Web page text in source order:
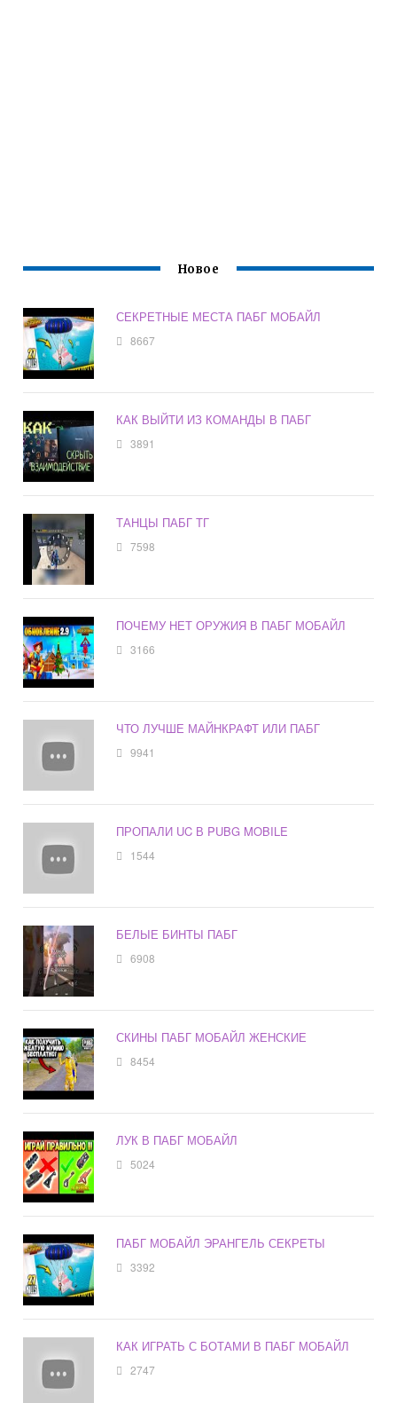
Новое
СЕКРЕТНЫЕ МЕСТА ПАБГ МОБАЙЛ
8667
КАК ВЫЙТИ ИЗ КОМАНДЫ В ПАБГ
3891
ТАНЦЫ ПАБГ ТГ
7598
ПОЧЕМУ НЕТ ОРУЖИЯ В ПАБГ МОБАЙЛ
3166
ЧТО ЛУЧШЕ МАЙНКРАФТ ИЛИ ПАБГ
9941
ПРОПАЛИ UC В PUBG MOBILE
1544
БЕЛЫЕ БИНТЫ ПАБГ
6908
СКИНЫ ПАБГ МОБАЙЛ ЖЕНСКИЕ
8454
ЛУК В ПАБГ МОБАЙЛ
5024
ПАБГ МОБАЙЛ ЭРАНГЕЛЬ СЕКРЕТЫ
3392
КАК ИГРАТЬ С БОТАМИ В ПАБГ МОБАЙЛ
2747